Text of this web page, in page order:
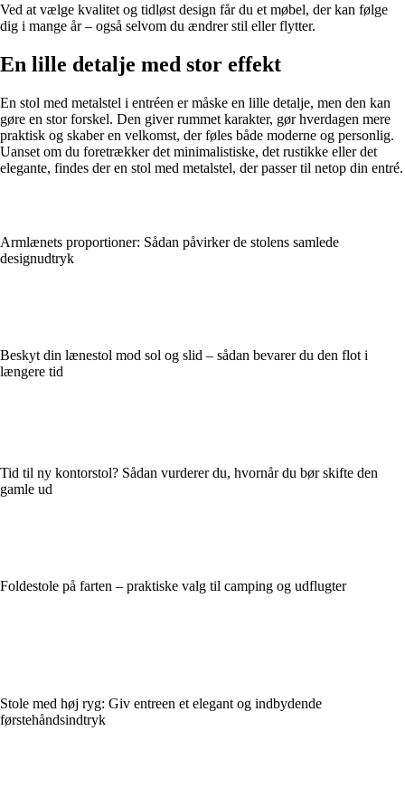
Ved at vælge kvalitet og tidløst design får du et møbel, der kan følge
dig i mange år – også selvom du ændrer stil eller flytter.
En lille detalje med stor effekt
En stol med metalstel i entréen er måske en lille detalje, men den kan
gøre en stor forskel. Den giver rummet karakter, gør hverdagen mere
praktisk og skaber en velkomst, der føles både moderne og personlig.
Uanset om du foretrækker det minimalistiske, det rustikke eller det
elegante, findes der en stol med metalstel, der passer til netop din entré.
Armlænets proportioner: Sådan påvirker de stolens samlede
designudtryk
Beskyt din lænestol mod sol og slid – sådan bevarer du den flot i
længere tid
Tid til ny kontorstol? Sådan vurderer du, hvornår du bør skifte den
gamle ud
Foldestole på farten – praktiske valg til camping og udflugter
Stole med høj ryg: Giv entreen et elegant og indbydende
førstehåndsindtryk